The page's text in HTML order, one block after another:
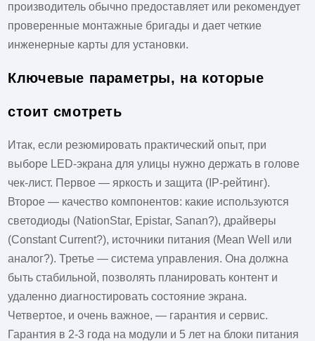
производитель обычно предоставляет или рекомендует
проверенные монтажные бригады и дает четкие
инженерные карты для установки.
Ключевые параметры, на которые
стоит смотреть
Итак, если резюмировать практический опыт, при
выборе LED-экрана для улицы нужно держать в голове
чек-лист. Первое — яркость и защита (IP-рейтинг).
Второе — качество компонентов: какие используются
светодиоды (NationStar, Epistar, Sanan?), драйверы
(Constant Current?), источники питания (Mean Well или
аналог?). Третье — система управления. Она должна
быть стабильной, позволять планировать контент и
удаленно диагностировать состояние экрана.
Четвертое, и очень важное, — гарантия и сервис.
Гарантия в 2-3 года на модули и 5 лет на блоки питания